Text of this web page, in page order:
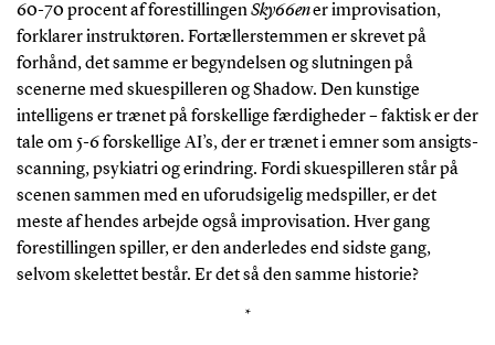
60-70 procent af forestillingenSky66ener improvisation,
forklarer instruktøren. Fortællerstemmen er skrevet på
forhånd, det samme er begyndelsen og slutningen på
scenerne med skuespilleren og Shadow. Den kunstige
intelligens er trænet på forskellige færdigheder – faktisk er der
tale om 5-6 forskellige AI’s, der er trænet i emner som ansigts-
scanning, psykiatri og erindring. Fordi skuespilleren står på
scenen sammen med en uforudsigelig medspiller, er det
meste af hendes arbejde også improvisation. Hver gang
forestillingen spiller, er den anderledes end sidste gang,
selvom skelettet består. Er det så den samme historie?
*